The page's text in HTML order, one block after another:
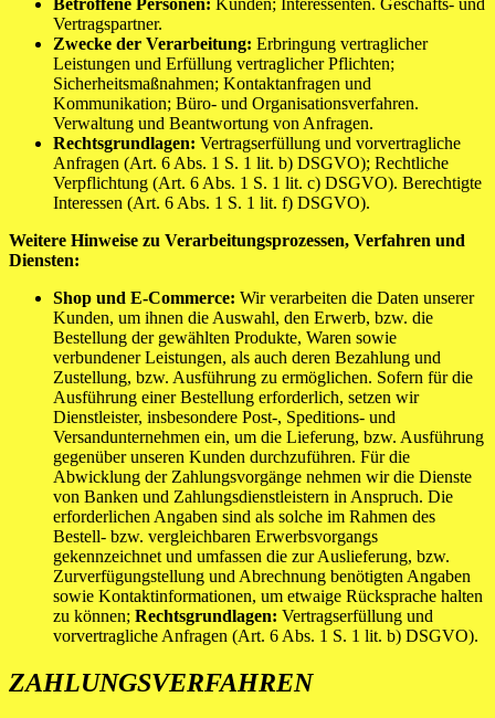
Betroffene Personen: Kunden; Interessenten. Geschäfts- und
Vertragspartner.
Zwecke der Verarbeitung: Erbringung vertraglicher
Leistungen und Erfüllung vertraglicher Pflichten;
Sicherheitsmaßnahmen; Kontaktanfragen und
Kommunikation; Büro- und Organisationsverfahren.
Verwaltung und Beantwortung von Anfragen.
Rechtsgrundlagen: Vertragserfüllung und vorvertragliche
Anfragen (Art. 6 Abs. 1 S. 1 lit. b) DSGVO); Rechtliche
Verpflichtung (Art. 6 Abs. 1 S. 1 lit. c) DSGVO). Berechtigte
Interessen (Art. 6 Abs. 1 S. 1 lit. f) DSGVO).
Weitere Hinweise zu Verarbeitungsprozessen, Verfahren und
Diensten:
Shop und E-Commerce: Wir verarbeiten die Daten unserer
Kunden, um ihnen die Auswahl, den Erwerb, bzw. die
Bestellung der gewählten Produkte, Waren sowie
verbundener Leistungen, als auch deren Bezahlung und
Zustellung, bzw. Ausführung zu ermöglichen. Sofern für die
Ausführung einer Bestellung erforderlich, setzen wir
Dienstleister, insbesondere Post-, Speditions- und
Versandunternehmen ein, um die Lieferung, bzw. Ausführung
gegenüber unseren Kunden durchzuführen. Für die
Abwicklung der Zahlungsvorgänge nehmen wir die Dienste
von Banken und Zahlungsdienstleistern in Anspruch. Die
erforderlichen Angaben sind als solche im Rahmen des
Bestell- bzw. vergleichbaren Erwerbsvorgangs
gekennzeichnet und umfassen die zur Auslieferung, bzw.
Zurverfügungstellung und Abrechnung benötigten Angaben
sowie Kontaktinformationen, um etwaige Rücksprache halten
zu können; Rechtsgrundlagen: Vertragserfüllung und
vorvertragliche Anfragen (Art. 6 Abs. 1 S. 1 lit. b) DSGVO).
ZAHLUNGSVERFAHREN